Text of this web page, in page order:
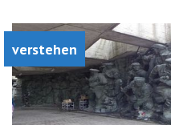
verstehen